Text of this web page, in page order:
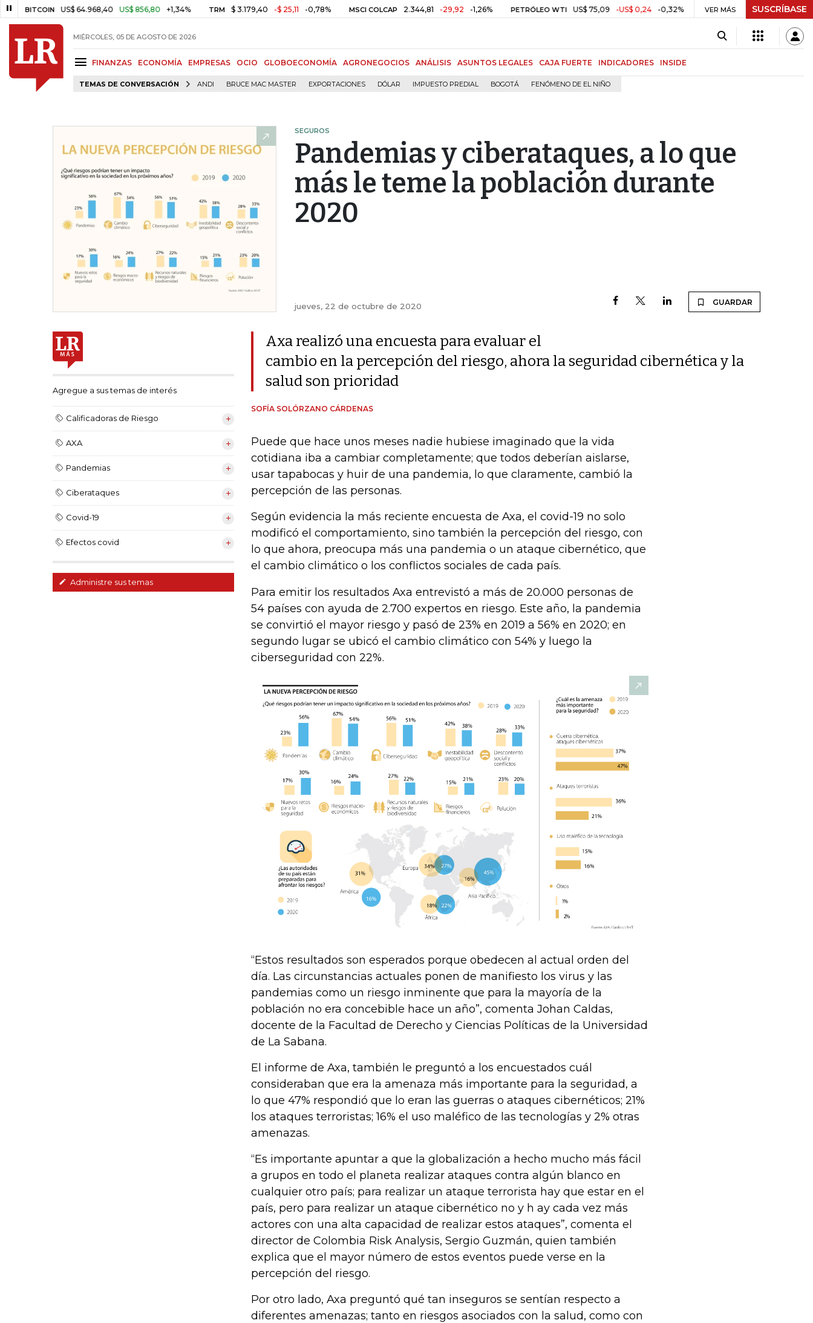
US$ 64.968,40 US$ 856,80 +1,34% TRM $ 3.179,40 -$ 25,11 -0,78% MSCI COLCAP 2.344,81 -29,92 -1,26% PETRÓLEO WTI US$ 75,09 -US$ 0,24 -0,32% CAFÉ COLOMBIAN MILDS US$ 3,75
VER MÁS SUSCRÍBASE
MIÉRCOLES, 05 DE AGOSTO DE 2026
FINANZAS ECONOMÍA EMPRESAS OCIO GLOBOECONOMÍA AGRONEGOCIOS ANÁLISIS ASUNTOS LEGALES CAJA FUERTE INDICADORES INSIDE
TEMAS DE CONVERSACIÓN ANDI BRUCE MAC MASTER EXPORTACIONES DÓLAR IMPUESTO PREDIAL BOGOTÁ FENÓMENO DE EL NIÑO
SEGUROS
Pandemias y ciberataques, a lo que
más le teme la población durante
2020
jueves, 22 de octubre de 2020 GUARDAR
Agregue a sus temas de interés
Calificadoras de Riesgo
AXA
Pandemias
Ciberataques
Covid-19
Efectos covid
Administre sus temas
Axa realizó una encuesta para evaluar el
cambio en la percepción del riesgo, ahora la seguridad cibernética y la
salud son prioridad
SOFÍA SOLÓRZANO CÁRDENAS
Puede que hace unos meses nadie hubiese imaginado que la vida
cotidiana iba a cambiar completamente; que todos deberían aislarse,
usar tapabocas y huir de una pandemia, lo que claramente, cambió la
percepción de las personas.
Según evidencia la más reciente encuesta de Axa, el covid-19 no solo
modificó el comportamiento, sino también la percepción del riesgo, con
lo que ahora, preocupa más una pandemia o un ataque cibernético, que
el cambio climático o los conflictos sociales de cada país.
Para emitir los resultados Axa entrevistó a más de 20.000 personas de
54 países con ayuda de 2.700 expertos en riesgo. Este año, la pandemia
se convirtió el mayor riesgo y pasó de 23% en 2019 a 56% en 2020; en
segundo lugar se ubicó el cambio climático con 54% y luego la
ciberseguridad con 22%.
“Estos resultados son esperados porque obedecen al actual orden del
día. Las circunstancias actuales ponen de manifiesto los virus y las
pandemias como un riesgo inminente que para la mayoría de la
población no era concebible hace un año”, comenta Johan Caldas,
docente de la Facultad de Derecho y Ciencias Políticas de la Universidad
de La Sabana.
El informe de Axa, también le preguntó a los encuestados cuál
consideraban que era la amenaza más importante para la seguridad, a
lo que 47% respondió que lo eran las guerras o ataques cibernéticos; 21%
los ataques terroristas; 16% el uso maléfico de las tecnologías y 2% otras
amenazas.
“Es importante apuntar a que la globalización a hecho mucho más fácil
a grupos en todo el planeta realizar ataques contra algún blanco en
cualquier otro país; para realizar un ataque terrorista hay que estar en el
país, pero para realizar un ataque cibernético no y h ay cada vez más
actores con una alta capacidad de realizar estos ataques”, comenta el
director de Colombia Risk Analysis, Sergio Guzmán, quien también
explica que el mayor número de estos eventos puede verse en la
percepción del riesgo.
Por otro lado, Axa preguntó qué tan inseguros se sentían respecto a
diferentes amenazas; tanto en riesgos asociados con la salud, como con